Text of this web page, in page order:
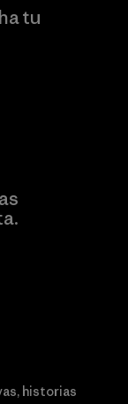
tu
historias